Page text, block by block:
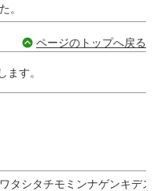
。
ページのトップへ戻る
す。
タシタチモミンナゲンキデ